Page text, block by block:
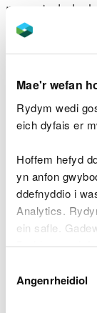
Mae'r wefan
Rydym wedi
eich dyfais er
Hoffem hefyd
yn anfon
ddefnyddio i
Analytics.
ein safle.
Byddwn yn
Gellirdarllen
Caniatâd
Angenrheidiol
pysgota heb
o Ddeddf
gorchymyn
Dywedodd
Gwastraff CNC:
sy'n
ddifrif
Rydym